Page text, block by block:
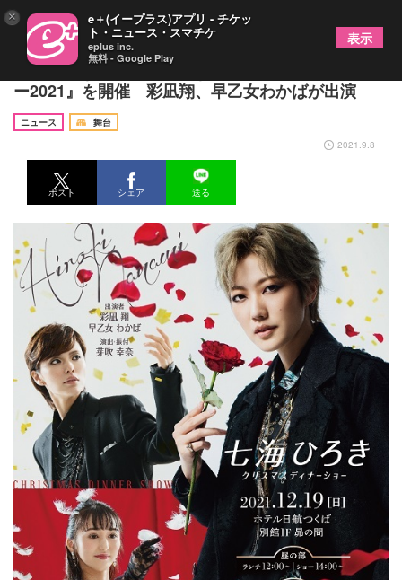
七海ひろき、『七海ひろきクリスマスディナーショ
ー2021』を開催 彩凪翔、早乙女わかばが出演
ニュース
舞台
2021.9.8
ポスト シェア 送る
× e＋(イープラス)アプリ - チケッ
ト・ニュース・スマチケ
eplus inc.
無料 - Google Play
表示